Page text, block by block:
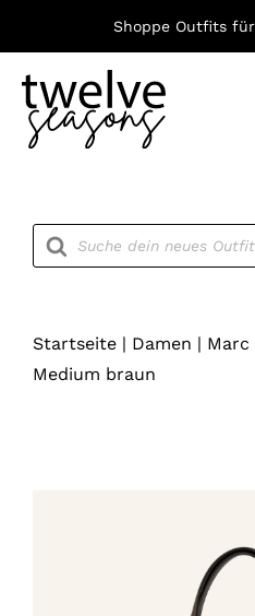
springen
Shoppe Outfits
Products
search
Startseite| Damen | Marc
Medium braun